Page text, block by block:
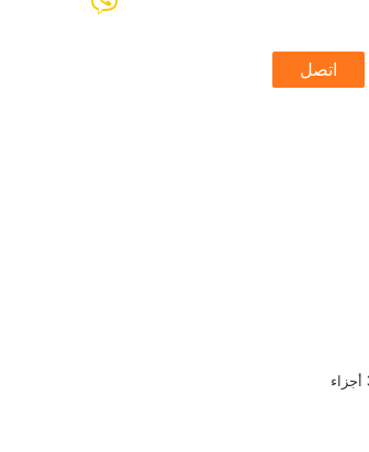
اتصل
Horiba MICROS 60 45 ABX الكواشف 3 أجزاء